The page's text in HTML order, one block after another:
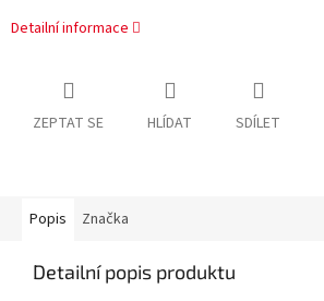
Detailní informace
ZEPTAT SE HLÍDAT SDÍLET
Popis Značka
Detailní popis produktu